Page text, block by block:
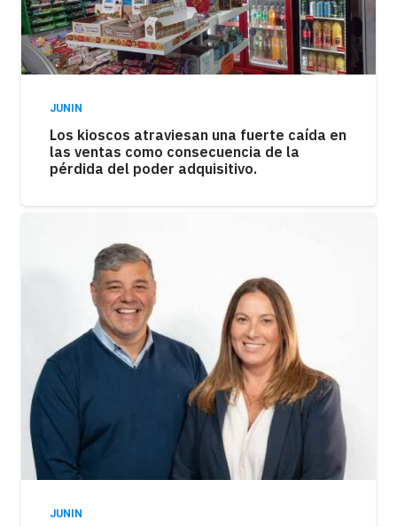
JUNIN
Los kioscos atraviesan una fuerte caída en
las ventas como consecuencia de la
pérdida del poder adquisitivo.
JUNIN